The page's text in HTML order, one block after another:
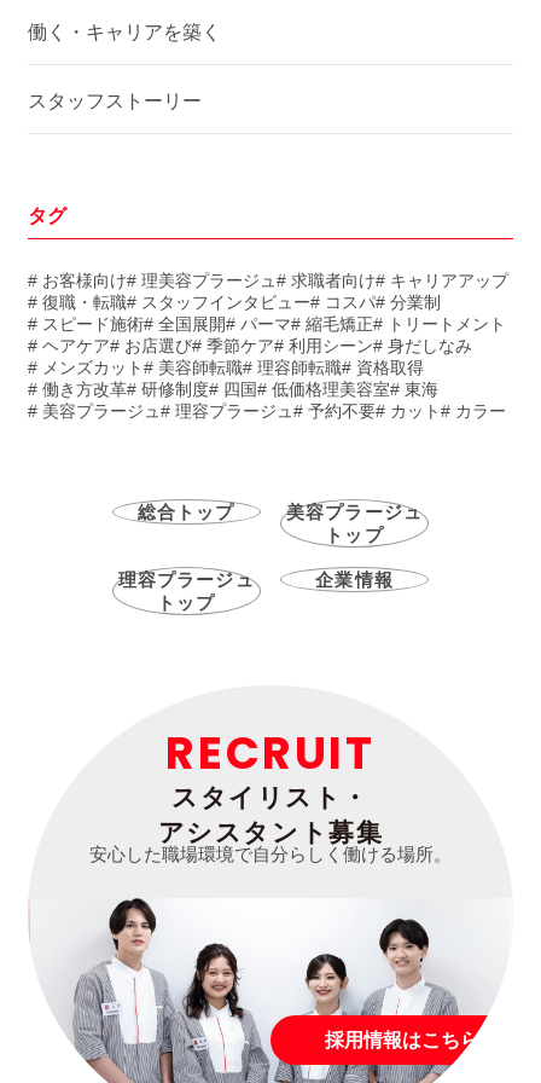
働く・キャリアを築く
スタッフストーリー
タグ
# お客様向け# 理美容プラージュ# 求職者向け# キャリアアップ
# 復職・転職# スタッフインタビュー# コスパ# 分業制
# スピード施術# 全国展開# パーマ# 縮毛矯正# トリートメント
# ヘアケア# お店選び# 季節ケア# 利用シーン# 身だしなみ
# メンズカット# 美容師転職# 理容師転職# 資格取得
# 働き方改革# 研修制度# 四国# 低価格理美容室# 東海
# 美容プラージュ# 理容プラージュ# 予約不要# カット# カラー
総合トップ
美容プラージュ
トップ
理容プラージュ
トップ
企業情報
RECRUIT
スタイリスト・
アシスタント募集
安心した職場環境で自分らしく働ける場所。
採用情報はこちら